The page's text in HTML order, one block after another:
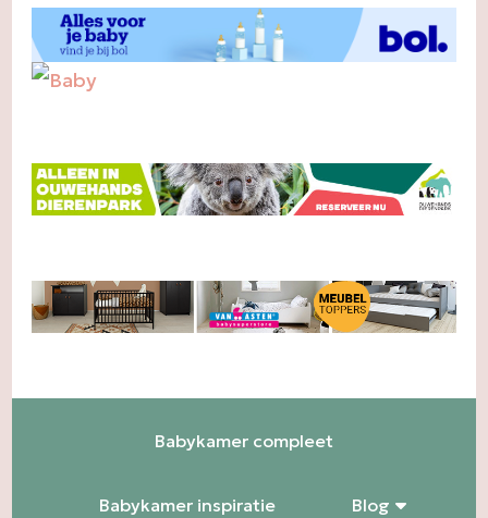
Babykamer compleet
Babykamer inspiratie Blog